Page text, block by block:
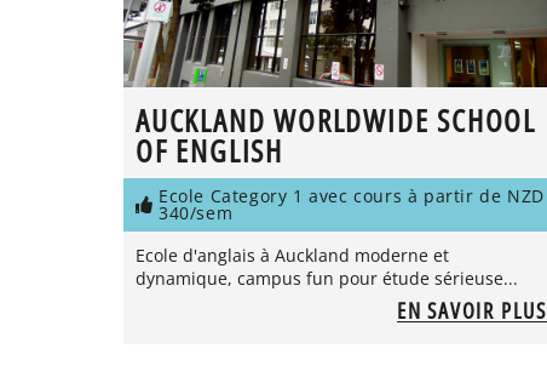
AUCKLAND WORLDWIDE SCHOOL
OF ENGLISH
Ecole Category 1 avec cours à partir de NZD
340/sem
Ecole d'anglais à Auckland moderne et
dynamique, campus fun pour étude sérieuse...
EN SAVOIR PLUS